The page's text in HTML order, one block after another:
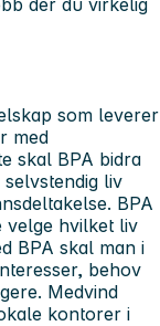
som leverer
med
skal BPA bidra
liv
BPA
velge hvilket liv
BPA skal man i
behov
Medvind
kontorer i